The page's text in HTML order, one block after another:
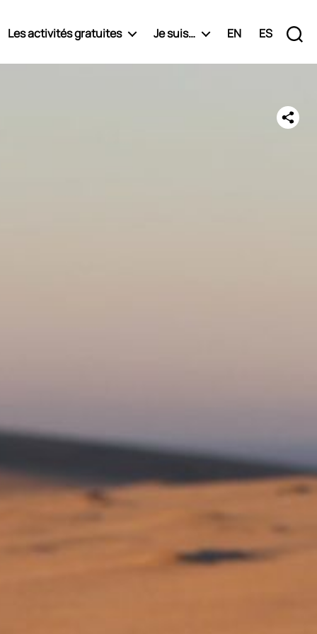
Les activités gratuites Je suis… EN ES